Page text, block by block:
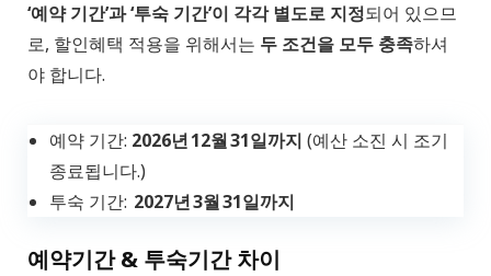
‘예약 기간’과 ‘투숙 기간’이 각각 별도로 지정되어 있으므
로, 할인혜택 적용을 위해서는 두 조건을 모두 충족하셔
야 합니다.
예약 기간: 2026년 12월 31일까지 (예산 소진 시 조기
종료됩니다.)
투숙 기간: 2027년 3월 31일까지
예약기간 & 투숙기간 차이